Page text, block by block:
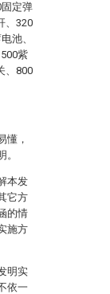
定弹
、320
池、
紫
、800
懂，
本发
它方
的情
施方
明实
依一